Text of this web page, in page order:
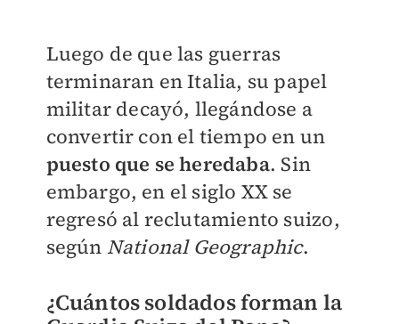
Luego de que las guerras
terminaran en Italia, su papel
militar decayó, llegándose a
convertir con el tiempo en un
puesto que se heredaba. Sin
embargo, en el siglo XX se
regresó al reclutamiento suizo,
según National Geographic.
¿Cuántos soldados forman la